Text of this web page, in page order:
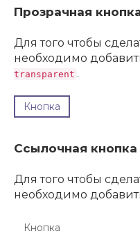
Прозрачная
Для того чтобы
необходимо
transparent .
Кнопка
Ссылочная кнопка
Для того чтобы
необходимо
Кнопка